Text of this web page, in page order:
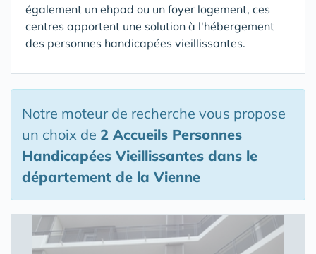
également un ehpad ou un foyer logement, ces
centres apportent une solution à l'hébergement
des personnes handicapées vieillissantes.
Notre moteur de recherche vous propose
un choix de 2 Accueils Personnes
Handicapées Vieillissantes dans le
département de la Vienne